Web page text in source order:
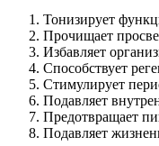
Тонизирует
Прочищает
Избавляет
Способствует
Стимулирует
Подавляет
Предотвращает
Подавляет